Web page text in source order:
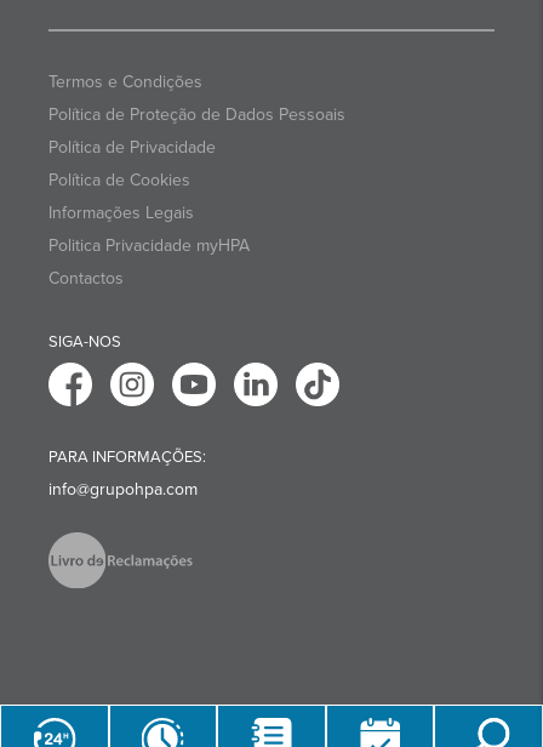
Termos e Condições
Política de Proteção de Dados Pessoais
Política de Privacidade
Política de Cookies
Informações Legais
Politica Privacidade myHPA
Contactos
SIGA-NOS
PARA INFORMAÇÕES:
info@grupohpa.com